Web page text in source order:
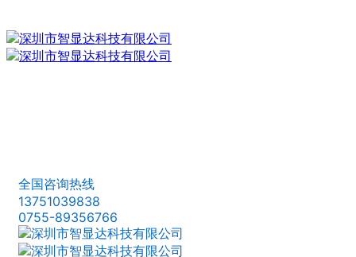
全国咨询热线
13751039838
0755-89356766